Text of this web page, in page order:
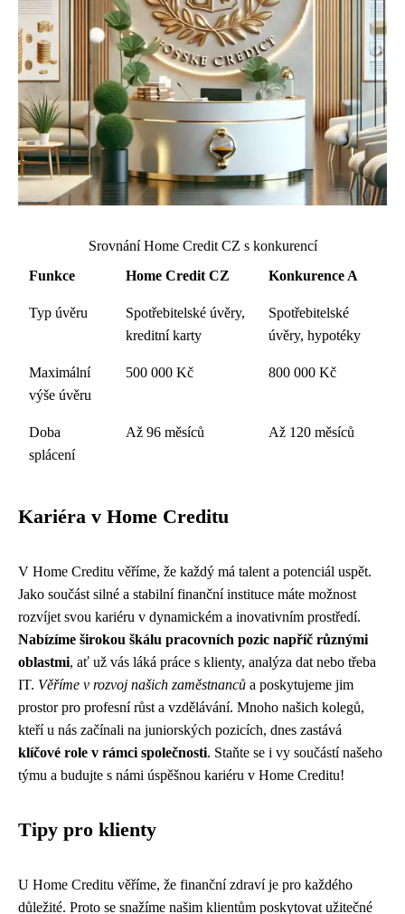
Srovnání Home Credit CZ s konkurencí
Funkce
Home Credit CZ Konkurence A
Typ úvěru
Spotřebitelské úvěry,
kreditní karty
Spotřebitelské
úvěry, hypotéky
Maximální
výše úvěru
500 000 Kč 800 000 Kč
Doba
splácení
Až 96 měsíců Až 120 měsíců
Kariéra v Home Creditu
V Home Creditu věříme, že každý má talent a potenciál uspět.
Jako součást silné a stabilní finanční instituce máte možnost
rozvíjet svou kariéru v dynamickém a inovativním prostředí.
Nabízíme širokou škálu pracovních pozic napříč různými
oblastmi, ať už vás láká práce s klienty, analýza dat nebo třeba
IT. Věříme v rozvoj našich zaměstnanců a poskytujeme jim
prostor pro profesní růst a vzdělávání. Mnoho našich kolegů,
kteří u nás začínali na juniorských pozicích, dnes zastává
klíčové role v rámci společnosti. Staňte se i vy součástí našeho
týmu a budujte s námi úspěšnou kariéru v Home Creditu!
Tipy pro klienty
U Home Creditu věříme, že finanční zdraví je pro každého
důležité. Proto se snažíme našim klientům poskytovat užitečné